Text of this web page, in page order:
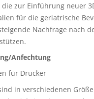
die zur Einführung neuer
für die geriatrische
Nachfrage nach
Anfechtung
für Drucker
in verschiedenen